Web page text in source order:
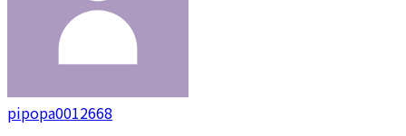
pipopa0012668